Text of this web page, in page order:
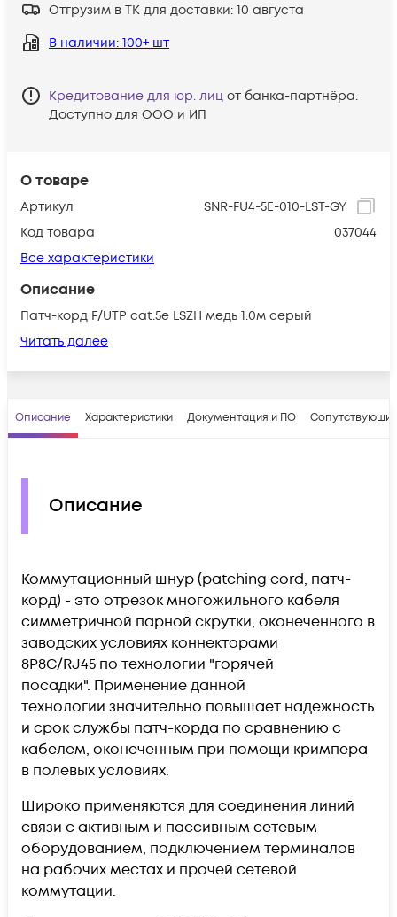
О товаре
Артикул
SNR-FU4-5E-010-LST-GY
Код товара
037044
Все характеристики
Описание
Патч-корд F/UTP cat.5e LSZH медь 1.0м серый
Читать далее
Отгрузим в ТК для доставки: 10 августа
В наличии: 100+ шт
Кредитование для юр. лиц от банка-партнёра.
Доступно для ООО и ИП
Описание Характеристики Документация и ПО
Описание
Коммутационный шнур (patching cord, патч-
корд) - это отрезок многожильного кабеля
симметричной парной скрутки, оконеченного в
заводских условиях коннекторами
8P8C/RJ45 по технологии "горячей
посадки". Применение данной
технологии значительно повышает надежность
и срок службы патч-корда по сравнению с
кабелем, оконеченным при помощи кримпера
в полевых условиях.
Широко применяются для соединения линий
связи с активным и пассивным сетевым
оборудованием, подключением терминалов
на рабочих местах и прочей сетевой
коммутации.